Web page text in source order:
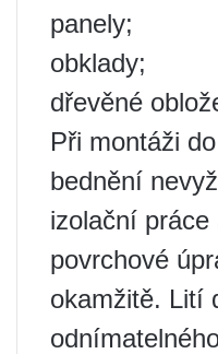
panely;
obklady;
dřevěné
Při montáži
bednění
izolační
povrchové
okamžitě. Lití